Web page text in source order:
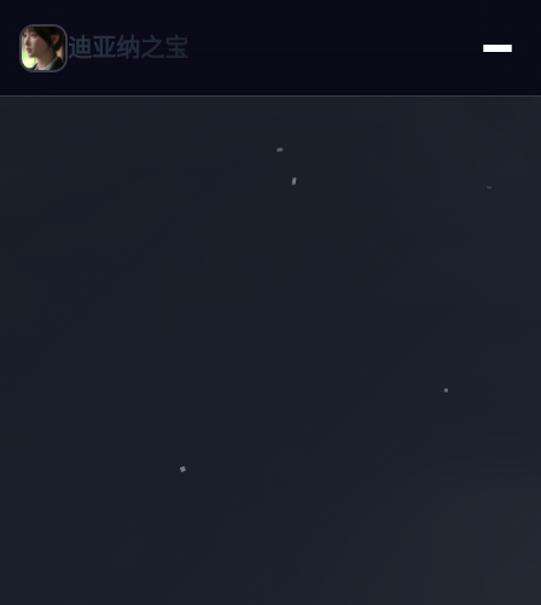
迪亚纳之宝